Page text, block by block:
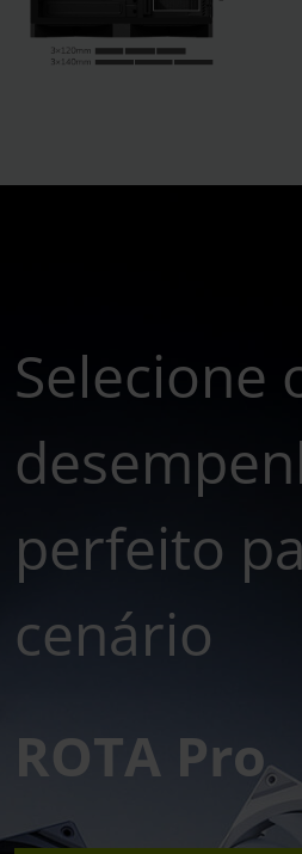
Selecione
perfeito
cenário
ROTA Pro